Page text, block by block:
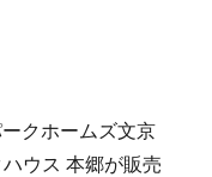
クホームズ文京
ウス 本郷が販売